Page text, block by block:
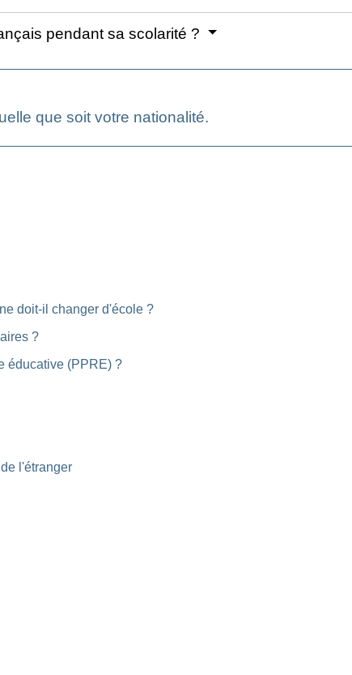
pendant sa scolarité ?
que soit votre nationalité.
doit-il changer d'école ?
?
éducative (PPRE) ?
l'étranger